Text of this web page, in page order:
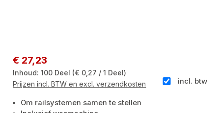
Normale prijs:
€ 27,23
Inhoud:100 Deel (€ 0,27 / 1 Deel)
incl. btw
Prijzen incl. BTW en excl. verzendkosten
Om railsystemen samen te stellen